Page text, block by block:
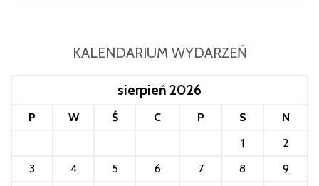
KALENDARIUM WYDARZEŃ
sierpień 2026
P W Ś C P S
N
1
2
3
4 5 6 7 8
9